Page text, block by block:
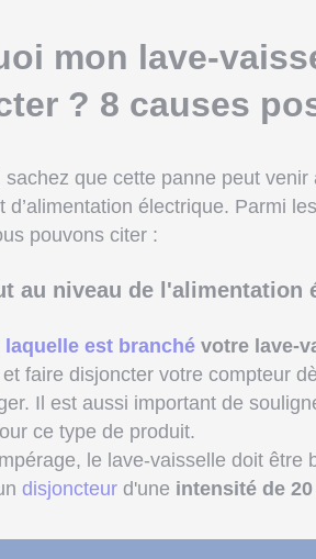
mon lave-
? 8 causes
sachez que cette panne peut
d’alimentation électrique. Parmi
pouvons citer :
au niveau de l'alimentation
est branché votre lave-
faire disjoncter votre compteur
Il est aussi important de
ce type de produit.
le lave-vaisselle doit être
disjoncteur d'une intensité de 20